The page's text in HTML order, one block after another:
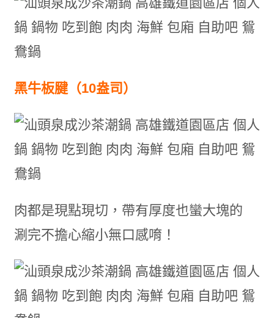
黑牛板腱（10盎司）
肉都是現點現切，帶有厚度也蠻大塊的
涮完不擔心縮小無口感唷！